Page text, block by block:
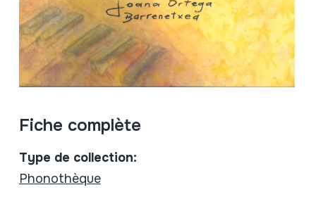
Fiche complète
Type de collection:
Phonothèque